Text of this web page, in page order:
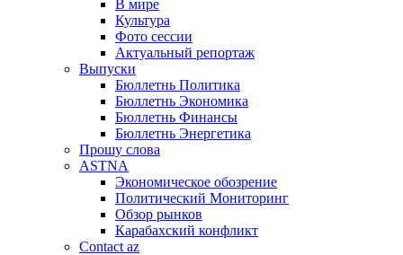
В мире
Культура
Фото сессии
Актуальный репортаж
Выпуски
Бюллетнь Политика
Бюллетнь Экономика
Бюллетнь Финансы
Бюллетнь Энергетика
Прошу слова
ASTNA
Экономическое обозрение
Политический Мониторинг
Обзор рынков
Карабахский конфликт
Contact az